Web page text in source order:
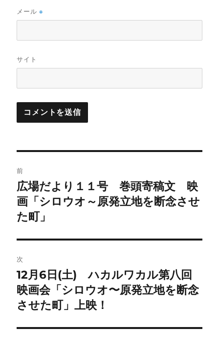
メール※
サイト
稿
ナ
ビ
ゲ
ー
シ
ョ
ン
前
前
の
投
広場だより１１号 巻頭寄稿文 映
画「シロウオ～原発立地を断念させ
た町」
次
次
の
投
12月6日(土) ハカルワカル第八回
映画会「シロウオ〜原発立地を断念
させた町」上映！